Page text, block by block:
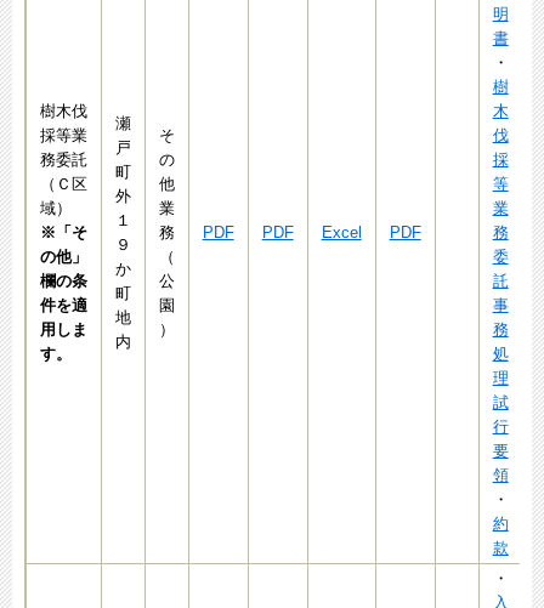
樹木伐
採等業
務委託
（Ｃ区
域）
※「そ
の他」
欄の条
件を適
用しま
す。
瀬
戸
町
外
１
９
か
町
地
内
そ
の
他
業
務
（
公
園
）
PDF PDF Excel PDF
明
書
・
樹
木
伐
採
等
業
務
委
託
事
務
処
理
試
行
要
領
・
約
款
・
入